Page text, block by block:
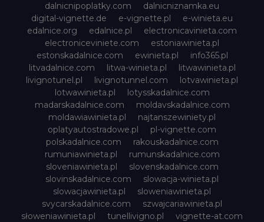
dalnicnipoplatky.com
dalnicniznamka.eu
digital-vignette.de
e-vignette.pl
e-winieta.eu
edalnice.org
edalnice.pl
electronicavinieta.com
electroniceviniete.com
estoniawinieta.pl
estonskadalnice.com
ewinieta.pl
info365.pl
litvadalnice.com
litwa-winieta.pl
litwawinieta.pl
livignotunel.pl
livignotunnel.com
lotvawinieta.pl
lotwawinieta.pl
lotysskadalnice.com
madarskadalnice.com
moldavskadalnice.com
moldawiawinieta.pl
najtanszewiniety.pl
oplatyautostradowe.pl
pl-vignette.com
polskadalnice.com
rakouskadalnice.com
rumuniawinieta.pl
rumunskadalnice.com
sloveniawinieta.pl
slovenskadalnice.com
slovinskadalnice.com
slowacja-winieta.pl
slowacjawinieta.pl
sloweniawinieta.pl
svycarskadalnice.com
szwajcariawinieta.pl
słoweniawinieta.pl
tunellivigno.pl
vignette-at.com